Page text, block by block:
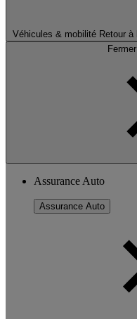
Véhicules & mobilité Retour
Assurance Auto
Assurance Auto